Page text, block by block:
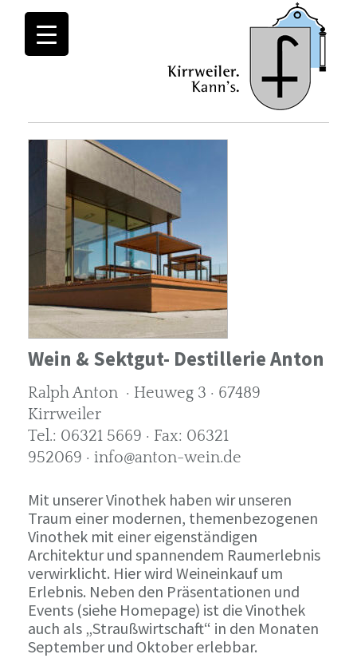
Wein & Sektgut- Destillerie Anton
Ralph Anton · Heuweg 3 · 67489
Kirrweiler
Tel.: 06321 5669 · Fax: 06321
952069 · info@anton-wein.de
Mit unserer Vinothek haben wir unseren
Traum einer modernen, themenbezogenen
Vinothek mit einer eigenständigen
Architektur und spannendem Raumerlebnis
verwirklicht. Hier wird Weineinkauf um
Erlebnis. Neben den Präsentationen und
Events (siehe Homepage) ist die Vinothek
auch als „Straußwirtschaft“ in den Monaten
September und Oktober erlebbar.